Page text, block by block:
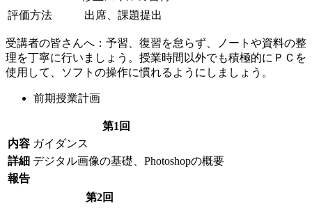
評価方法
出席、課題提出
受講者の皆さんへ：予習、復習を怠らず、ノートや資料の整
理を丁寧に行いましょう。授業時間以外でも積極的にＰＣを
使用して、ソフトの操作に慣れるようにしましょう。
前期授業計画
第1回
内容 ガイダンス
詳細 デジタル画像の基礎、Photoshopの概要
報告
第2回